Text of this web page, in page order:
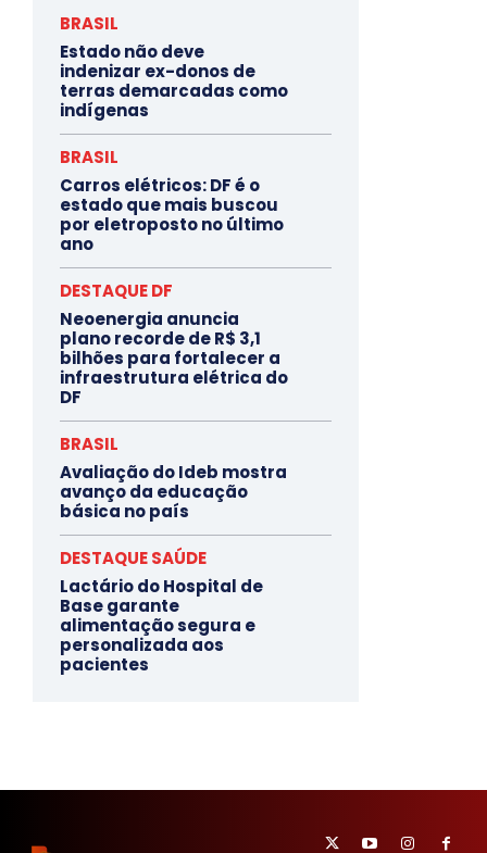
BRASIL
Estado não deve
indenizar ex-donos de
terras demarcadas como
indígenas
BRASIL
Carros elétricos: DF é o
estado que mais buscou
por eletroposto no último
ano
DESTAQUE DF
Neoenergia anuncia
plano recorde de R$ 3,1
bilhões para fortalecer a
infraestrutura elétrica do
DF
BRASIL
Avaliação do Ideb mostra
avanço da educação
básica no país
DESTAQUE SAÚDE
Lactário do Hospital de
Base garante
alimentação segura e
personalizada aos
pacientes